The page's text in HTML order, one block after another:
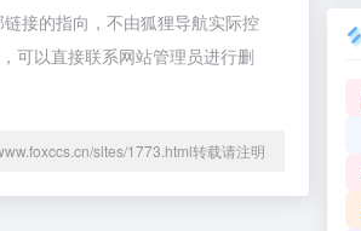
接的指向，不由狐狸导航实际控
可以直接联系网站管理员进行删
sites/1773.html转载请注明